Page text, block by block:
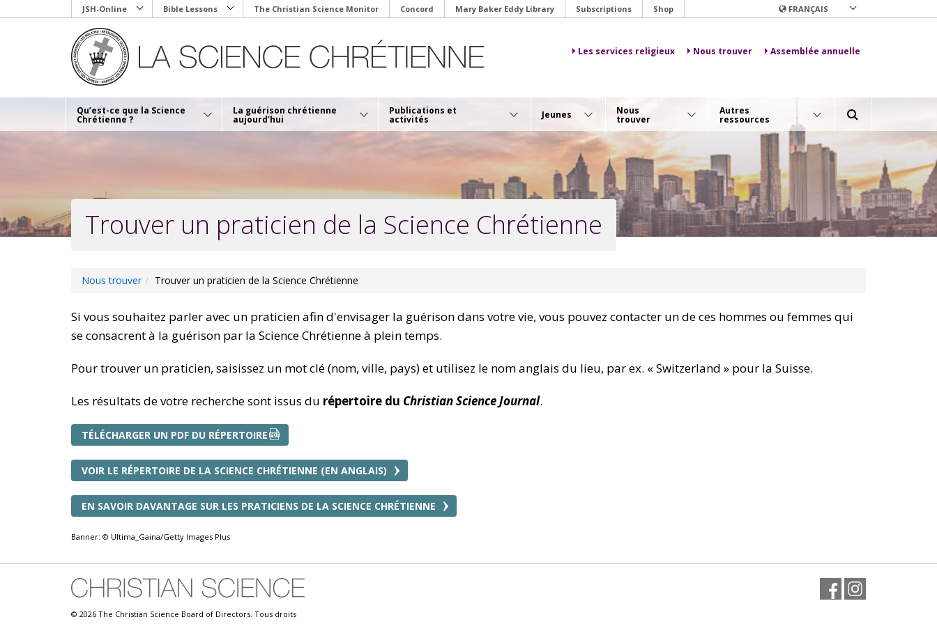
to
JSH-Online Bible Lessons The Christian Science Monitor Concord Mary Baker Eddy Library Subscriptions Shop FRANÇAIS
Les services religieux Nous trouver Assemblée annuelle
Qu’est-ce que la Science
Chrétienne ?
La guérison chrétienne
aujourd’hui
Publications et
activités Jeunes Nous
trouver
Autres
ressources
Trouver un praticien de la Science Chrétienne
Nous trouver Trouver un praticien de la Science Chrétienne
Si vous souhaitez parler avec un praticien afin d'envisager la guérison dans votre vie, vous pouvez contacter un de ces hommes ou femmes qui
se consacrent à la guérison par la Science Chrétienne à plein temps.
Pour trouver un praticien, saisissez un mot clé (nom, ville, pays) et utilisez le nom anglais du lieu, par ex. « Switzerland » pour la Suisse.
Les résultats de votre recherche sont issus du répertoire du Christian Science Journal.
TÉLÉCHARGER UN PDF DU RÉPERTOIRE
VOIR LE RÉPERTOIRE DE LA SCIENCE CHRÉTIENNE (EN ANGLAIS)
EN SAVOIR DAVANTAGE SUR LES PRATICIENS DE LA SCIENCE CHRÉTIENNE
Banner: © Ultima_Gaina/Getty Images Plus
FacebookInstagram
© 2026 The Christian Science Board of Directors. Tous droits